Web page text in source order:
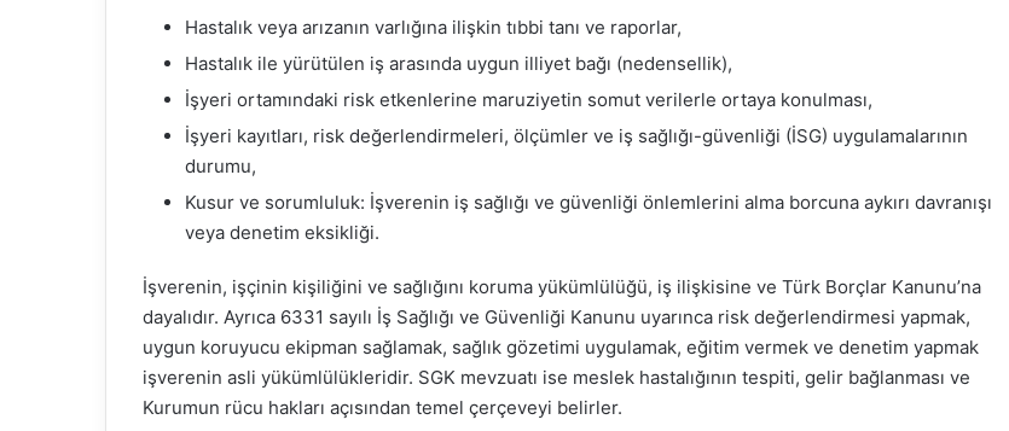
Hastalık veya arızanın varlığına ilişkin tıbbi tanı ve raporlar,
Hastalık ile yürütülen iş arasında uygun illiyet bağı (nedensellik),
İşyeri ortamındaki risk etkenlerine maruziyetin somut verilerle ortaya konulması,
İşyeri kayıtları, risk değerlendirmeleri, ölçümler ve iş sağlığı-güvenliği (İSG) uygulamalarının
durumu,
Kusur ve sorumluluk: İşverenin iş sağlığı ve güvenliği önlemlerini alma borcuna aykırı davranışı
veya denetim eksikliği.
İşverenin, işçinin kişiliğini ve sağlığını koruma yükümlülüğü, iş ilişkisine ve Türk Borçlar Kanunu’na
dayalıdır. Ayrıca 6331 sayılı İş Sağlığı ve Güvenliği Kanunu uyarınca risk değerlendirmesi yapmak,
uygun koruyucu ekipman sağlamak, sağlık gözetimi uygulamak, eğitim vermek ve denetim yapmak
işverenin asli yükümlülükleridir. SGK mevzuatı ise meslek hastalığının tespiti, gelir bağlanması ve
Kurumun rücu hakları açısından temel çerçeveyi belirler.